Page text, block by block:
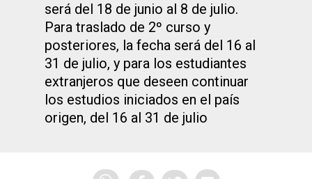
será del 18 de junio al 8 de julio.
Para traslado de 2º curso y
posteriores, la fecha será del 16 al
31 de julio, y para los estudiantes
extranjeros que deseen continuar
los estudios iniciados en el país
origen, del 16 al 31 de julio